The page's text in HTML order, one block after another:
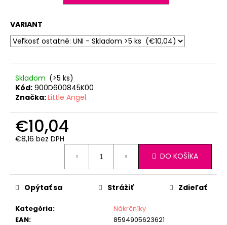
VARIANT
Skladom (>5 ks)
Kód: 900D600845K00
Značka:Little Angel
€10,04
€8,16 bez DPH
DO KOŠÍKA
Kategória:
Nákrčníky
EAN:
8594905623621
Opýtať sa Strážiť Zdieľať